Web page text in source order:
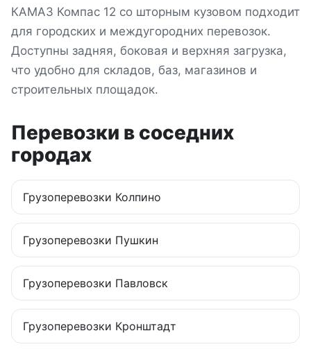
КАМАЗ Компас 12 со шторным кузовом подходит
для городских и междугородних перевозок.
Доступны задняя, боковая и верхняя загрузка,
что удобно для складов, баз, магазинов и
строительных площадок.
Перевозки в соседних
городах
Грузоперевозки Колпино
Грузоперевозки Пушкин
Грузоперевозки Павловск
Грузоперевозки Кронштадт